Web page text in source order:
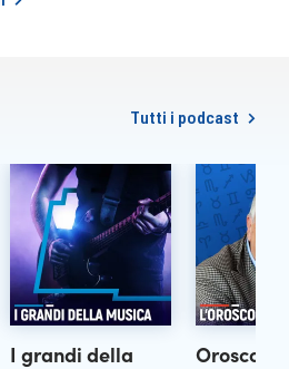
Tutti i podcast
I grandi della